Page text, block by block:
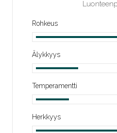
Rohkeus
Älykkyys
Temperamentti
Herkkyys